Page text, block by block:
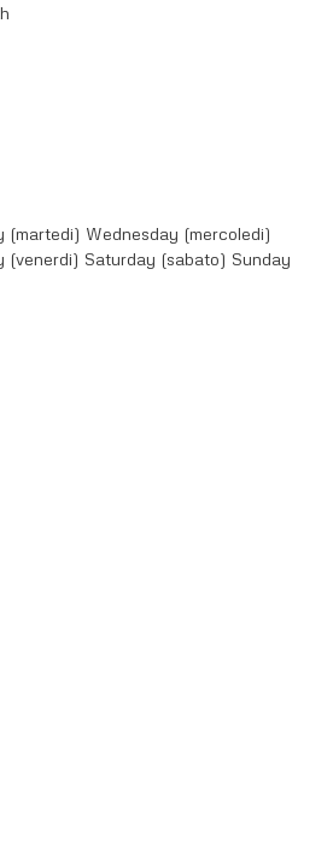
(martedi) Wednesday (mercoledi)
(venerdi) Saturday (sabato) Sunday